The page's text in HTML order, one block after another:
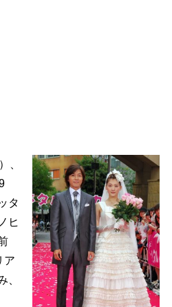
、
タ
ヒ
ア
、